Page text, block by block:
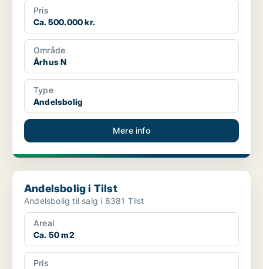
Pris
Ca. 500.000 kr.
Område
Århus N
Type
Andelsbolig
Mere info
Andelsbolig i Tilst
Andelsbolig i Tilst
Andelsbolig til salg i 8381 Tilst
Areal
Ca. 50 m2
Pris